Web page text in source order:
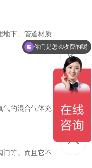
地下、管道材质
气的混合气体充
门等。而且它不
你们是怎么收费的呢
现在有优惠活动吗